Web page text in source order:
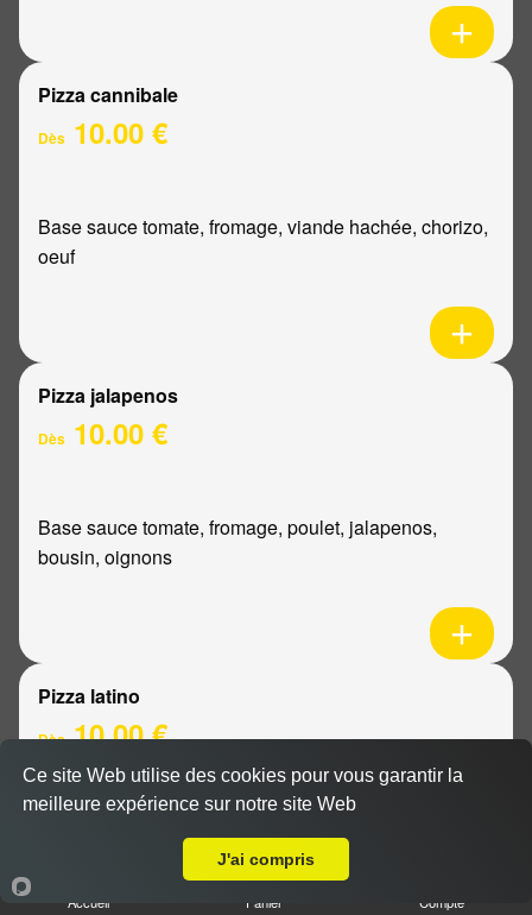
Pizza cannibale
Dès 10.00 €
Base sauce tomate, fromage, viande hachée, chorizo,
oeuf
Pizza jalapenos
Dès 10.00 €
Base sauce tomate, fromage, poulet, jalapenos,
bousin, oignons
Pizza latino
Dès10.00 €
Accueil Panier Compte
Ce site Web utilise des cookies pour vous garantir la
meilleure expérience sur notre site Web
J'ai compris